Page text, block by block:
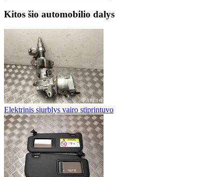
Kitos šio automobilio dalys
Elektrinis siurblys vairo stiprintuvo